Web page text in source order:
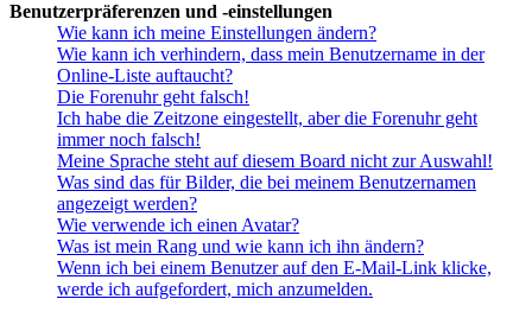
Benutzerpräferenzen und -einstellungen
Wie kann ich meine Einstellungen ändern?
Wie kann ich verhindern, dass mein Benutzername in der
Online-Liste auftaucht?
Die Forenuhr geht falsch!
Ich habe die Zeitzone eingestellt, aber die Forenuhr geht
immer noch falsch!
Meine Sprache steht auf diesem Board nicht zur Auswahl!
Was sind das für Bilder, die bei meinem Benutzernamen
angezeigt werden?
Wie verwende ich einen Avatar?
Was ist mein Rang und wie kann ich ihn ändern?
Wenn ich bei einem Benutzer auf den E-Mail-Link klicke,
werde ich aufgefordert, mich anzumelden.